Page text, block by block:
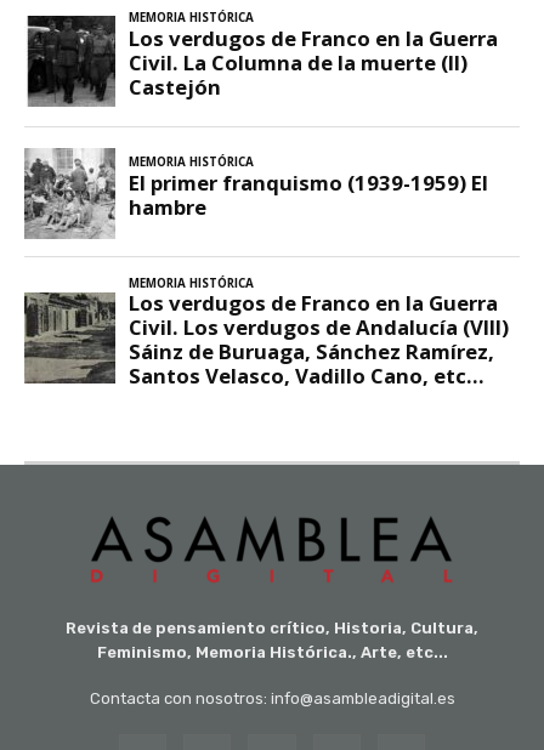
Revista de pensamiento crítico, Historia, Cultura,
Feminismo, Memoria Histórica., Arte, etc...
Contacta con nosotros: info@asambleadigital.es